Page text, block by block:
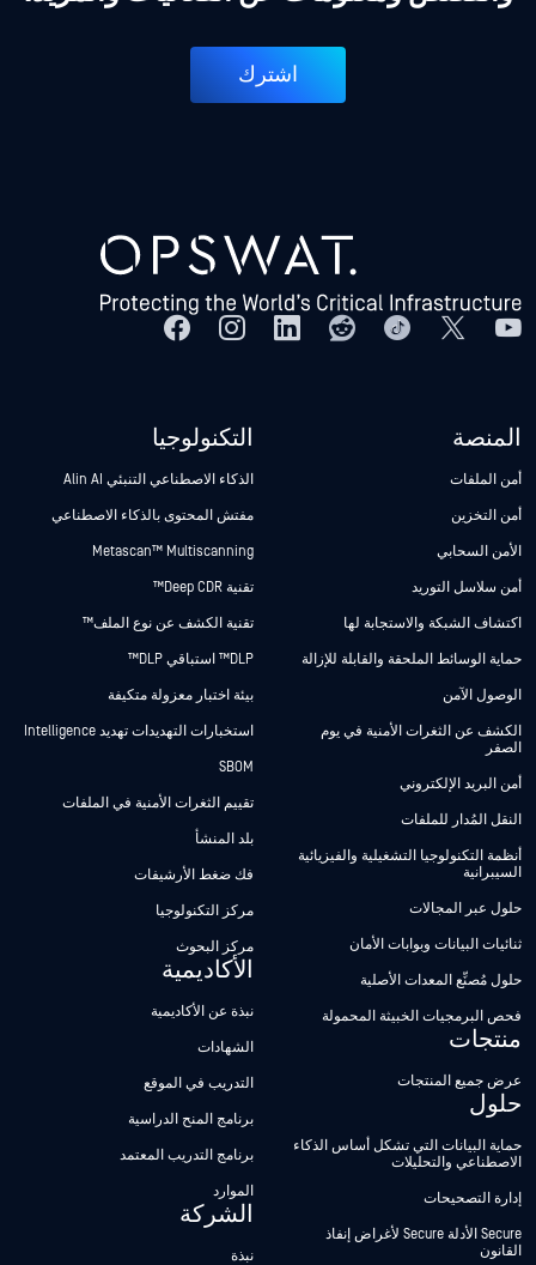
اشترك
المنصة
أمن الملفات
أمن التخزين
الأمن السحابي
أمن سلاسل التوريد
اكتشاف الشبكة والاستجابة لها
حماية الوسائط الملحقة والقابلة للإزالة
الوصول الآمن
الكشف عن الثغرات الأمنية في يوم
الصفر
أمن البريد الإلكتروني
النقل المُدار للملفات
أنظمة التكنولوجيا التشغيلية والفيزيائية
السيبرانية
حلول عبر المجالات
ثنائيات البيانات وبوابات الأمان
حلول مُصنِّع المعدات الأصلية
فحص البرمجيات الخبيثة المحمولة
منتجات
عرض جميع المنتجات
حلول
حماية البيانات التي تشكل أساس الذكاء
الاصطناعي والتحليلات
إدارة التصحيحات
Secure الأدلة Secure لأغراض إنفاذ
القانون
التكنولوجيا
الذكاء الاصطناعي التنبئي Alin AI
مفتش المحتوى بالذكاء الاصطناعي
Metascan™ Multiscanning
تقنية Deep CDR™
تقنية الكشف عن نوع الملف™
DLP™ استباقي DLP™
بيئة اختبار معزولة متكيفة
استخبارات التهديدات تهديد Intelligence
SBOM
تقييم الثغرات الأمنية في الملفات
بلد المنشأ
فك ضغط الأرشيفات
مركز التكنولوجيا
مركز البحوث
الأكاديمية
نبذة عن الأكاديمية
الشهادات
التدريب في الموقع
برنامج المنح الدراسية
برنامج التدريب المعتمد
الموارد
الشركة
نبذة